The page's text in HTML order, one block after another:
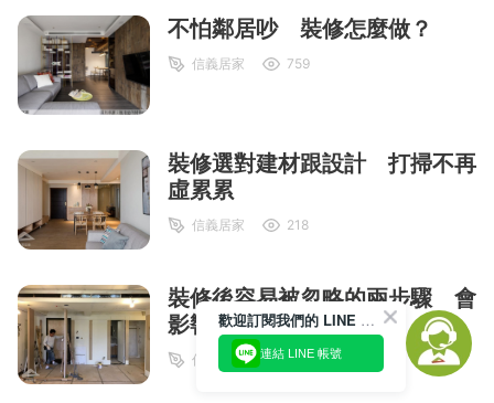
不怕鄰居吵 裝修怎麼做？
信義居家 759
裝修選對建材跟設計 打掃不再
虛累累
信義居家 218
裝修後容易被忽略的兩步驟 會
影響往後居住舒適度
信義居家 1389
歡迎訂閱我們的 LINE 官方帳號
連結 LINE 帳號